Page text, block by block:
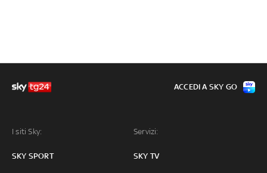
I siti Sky:
SKY SPORT
Servizi:
SKY TV
ACCEDI A SKY GO